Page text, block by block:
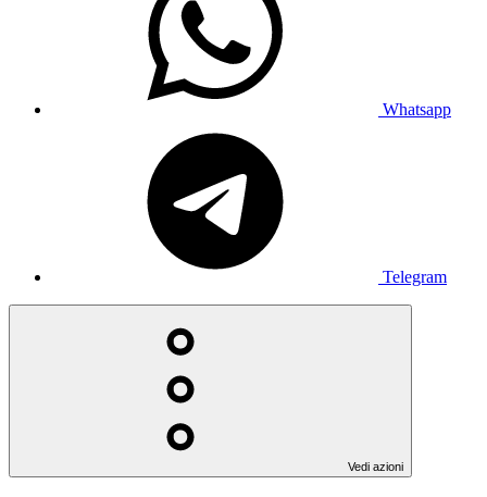
Whatsapp
Telegram
Vedi azioni